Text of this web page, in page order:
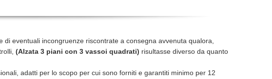
di eventuali incongruenze riscontrate a consegna avvenuta qualora,
(Alzata 3 piani con 3 vassoi quadrati) risultasse diverso da quanto
adatti per lo scopo per cui sono forniti e garantiti minimo per 12